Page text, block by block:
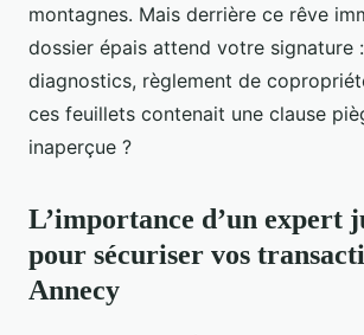
montagnes. Mais derrière ce rêve
dossier épais attend votre signature
diagnostics, règlement de
ces feuillets contenait une clause
inaperçue ?
L’importance d’un expert
pour sécuriser vos
Annecy